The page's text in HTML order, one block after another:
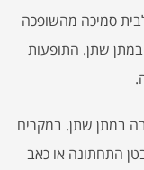
סמיכה מהשופכה
במתן שתן. התופעות
במתן שתן. במקרים
התחתונה או כאב